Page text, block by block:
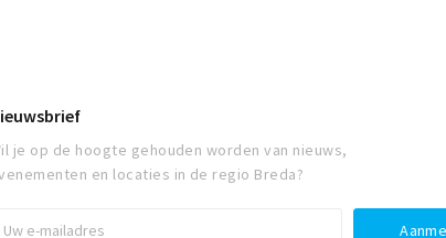
je op de hoogte gehouden worden van nieuws,
en locaties in de regio Breda?